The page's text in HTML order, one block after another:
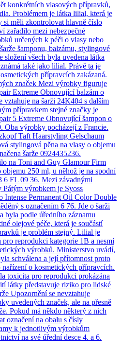
konkrétních vlasových přípravků,
Problémem je látka lilial, která je
si měli zkontrolovat hlavně číslo
zařadilo mezi nebezpečné
určených k péči o vlasy nebo
šamponu, balzámu, stylingové
složení všech byla uvedena látka
také jako lilial. Právě ta je
přípravcích zakázaná.
značek Mezi výrobky figuruje
Extreme Obnovující balzám o
vztahuje na šarži 24K404 s dalším
přípravkem stejné značky je
5 Extreme Obnovující šampon o
Oba výrobky pocházejí z Francie.
Taft Haarstyling Gelschaum
stylingová pěna na vlasy o objemu
šarže 0924435236.
na Toni and Guy Glamour Firm
250 ml, u něhož je na spodní
6 FL 09 36. Mezi závadnými
výrobkem je Syoss
Intense Permanent Oil Color Double
s označením 6 76. Jde o šarži
byla podle úředního záznamu
olejové péče, která je součástí
je problém stejný. Lilial je
reprodukci kategorie 1B a nesmí
výrobků. Ministerstvo uvádí,
schválena a její přítomnost proto
nařízení o kosmetických přípravcích.
toxicita pro reprodukci prokázána
látky představuje riziko pro lidské
Upozornění se nevztahuje
uvedených značek, ale na přesně
Pokud má někdo některý z nich
označení na obalu s čísly
k jednotlivým výrobkům
na své úřední desce 4. a 6.